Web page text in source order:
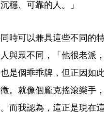
穩、可靠的人。」
時可以兼具這些不同的特
與眾不同，「他很老派，
是個乖乖牌，但正因如此
。就像個龐克搖滾樂手，
而我認為，這正是現在這